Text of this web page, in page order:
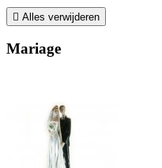
 Alles verwijderen
Mariage